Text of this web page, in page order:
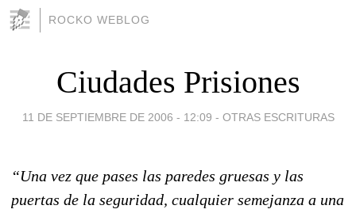
ROCKO WEBLOG
Ciudades Prisiones
11 DE SEPTIEMBRE DE 2006 - 12:09 - OTRAS ESCRITURAS
“Una vez que pases las paredes gruesas y las
puertas de la seguridad, cualquier semejanza a una